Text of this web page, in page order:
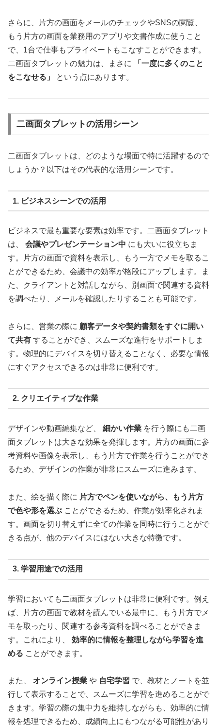
さらに、片方の画面をメールのチェックやSNSの閲覧、
もう片方の画面を業務用のアプリや文書作成に使うこと
で、1台で仕事もプライベートもこなすことができます。
二画面タブレットの魅力は、まさに
「一度に多くのこと
をこなせる」
という点にあります。
二画面タブレットの活用シーン
二画面タブレットは、どのような場面で特に活躍するので
しょうか？以下はその代表的な活用シーンです。
1. ビジネスシーンでの活用
ビジネスで最も重要な要素は効率です。二画面タブレット
は、 会議やプレゼンテーション中 にも大いに役立ちま
す。片方の画面で資料を表示し、もう一方でメモを取るこ
とができるため、会議中の効率が格段にアップします。ま
た、クライアントと対話しながら、別画面で関連する資料
を調べたり、メールを確認したりすることも可能です。
さらに、営業の際に 顧客データや契約書類をすぐに開い
て共有 することができ、スムーズな進行をサポートしま
す。物理的にデバイスを切り替えることなく、必要な情報
にすぐアクセスできるのは非常に便利です。
2. クリエイティブな作業
デザインや動画編集など、 細かい作業 を行う際にも二画
面タブレットは大きな効果を発揮します。片方の画面に参
考資料や画像を表示し、もう片方で作業を行うことができ
るため、デザインの作業が非常にスムーズに進みます。
また、絵を描く際に 片方でペンを使いながら、もう片方
で色や形を選ぶ ことができるため、作業が効率化されま
す。画面を切り替えずに全ての作業を同時に行うことがで
きる点が、他のデバイスにはない大きな特徴です。
3. 学習用途での活用
学習においても二画面タブレットは非常に便利です。例え
ば、片方の画面で教材を読んでいる最中に、もう片方でメ
モを取ったり、関連する参考資料を調べることができま
す。これにより、 効率的に情報を整理しながら学習を進
める ことができます。
また、 オンライン授業 や 自宅学習 で、教材とノートを並
行して表示することで、スムーズに学習を進めることがで
きます。学習の際の集中力を維持しながらも、効率的に情
報を処理できるため、成績向上にもつながる可能性があり